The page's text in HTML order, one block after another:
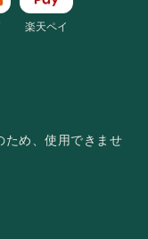
楽天ペイ
ため、使用できませ